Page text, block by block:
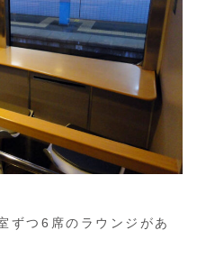
ずつ6席のラウンジがあ